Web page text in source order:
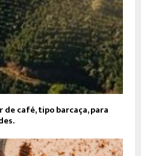
café, tipo barcaça, para